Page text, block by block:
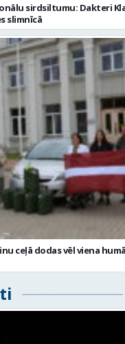
sirdsiltumu: Dakteri
slimnīcā
ceļā dodas vēl viena